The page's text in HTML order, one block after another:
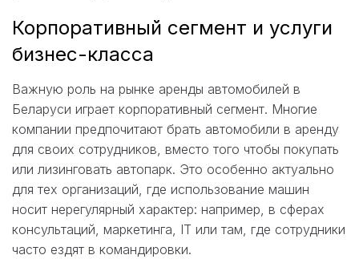
Корпоративный сегмент и услуги
бизнес-класса
Важную роль на рынке аренды автомобилей в
Беларуси играет корпоративный сегмент. Многие
компании предпочитают брать автомобили в аренду
для своих сотрудников, вместо того чтобы покупать
или лизинговать автопарк. Это особенно актуально
для тех организаций, где использование машин
носит нерегулярный характер: например, в сферах
консультаций, маркетинга, IT или там, где сотрудники
часто ездят в командировки.